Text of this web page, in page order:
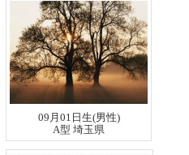
09月01日生(男性)
A型 埼玉県